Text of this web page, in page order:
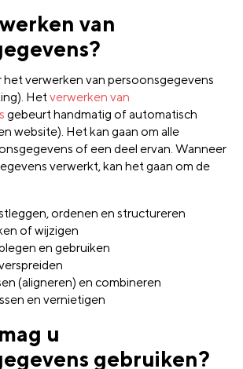
van
het verwerken van persoonsgegevens
Hetverwerken van
gebeurt handmatig of automatisch
website). Het kan gaan om alle
of een deel ervan. Wanneer
verwerkt, kan het gaan om de
ordenen en structureren
of wijzigen
en gebruiken
(aligneren) en combineren
en vernietigen
u
gebruiken?